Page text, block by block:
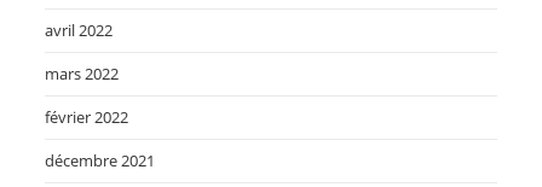
avril 2022
mars 2022
février 2022
décembre 2021